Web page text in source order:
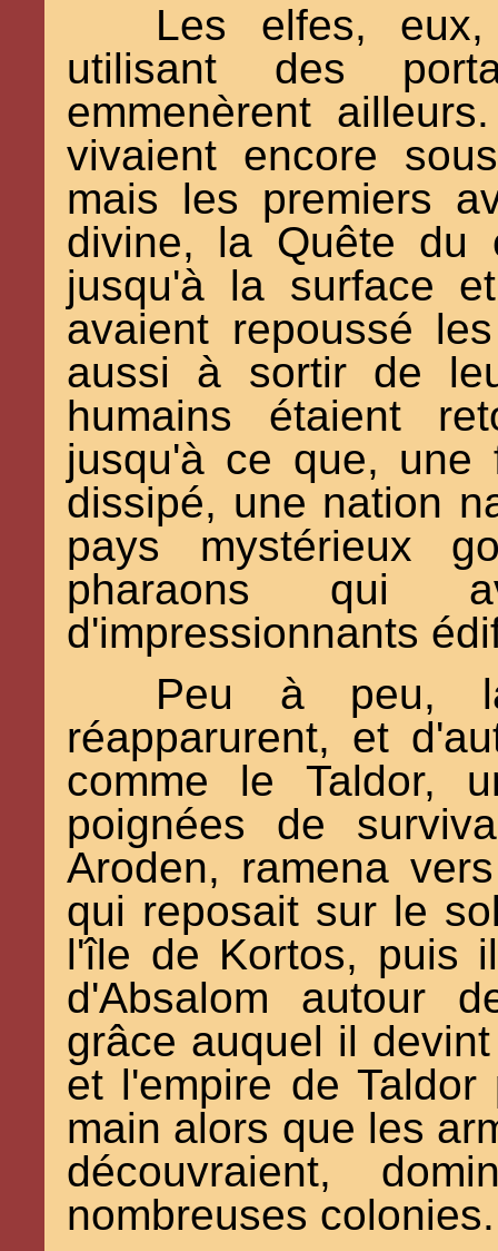
Les elfes,
utilisant des
emmenèrent
vivaient encore
mais les premiers
divine, la Quête du
jusqu'à la surface
avaient repoussé
aussi à sortir de
humains étaient
jusqu'à ce que, une
dissipé, une nation
pays mystérieux
pharaons qui
d'impressionnants
Peu à peu,
réapparurent, et
comme le Taldor,
poignées de
Aroden, ramena
qui reposait sur le
l'île de Kortos, puis
d'Absalom autour
grâce auquel il
et l'empire de
main alors que les
découvraient,
nombreuses colonies.